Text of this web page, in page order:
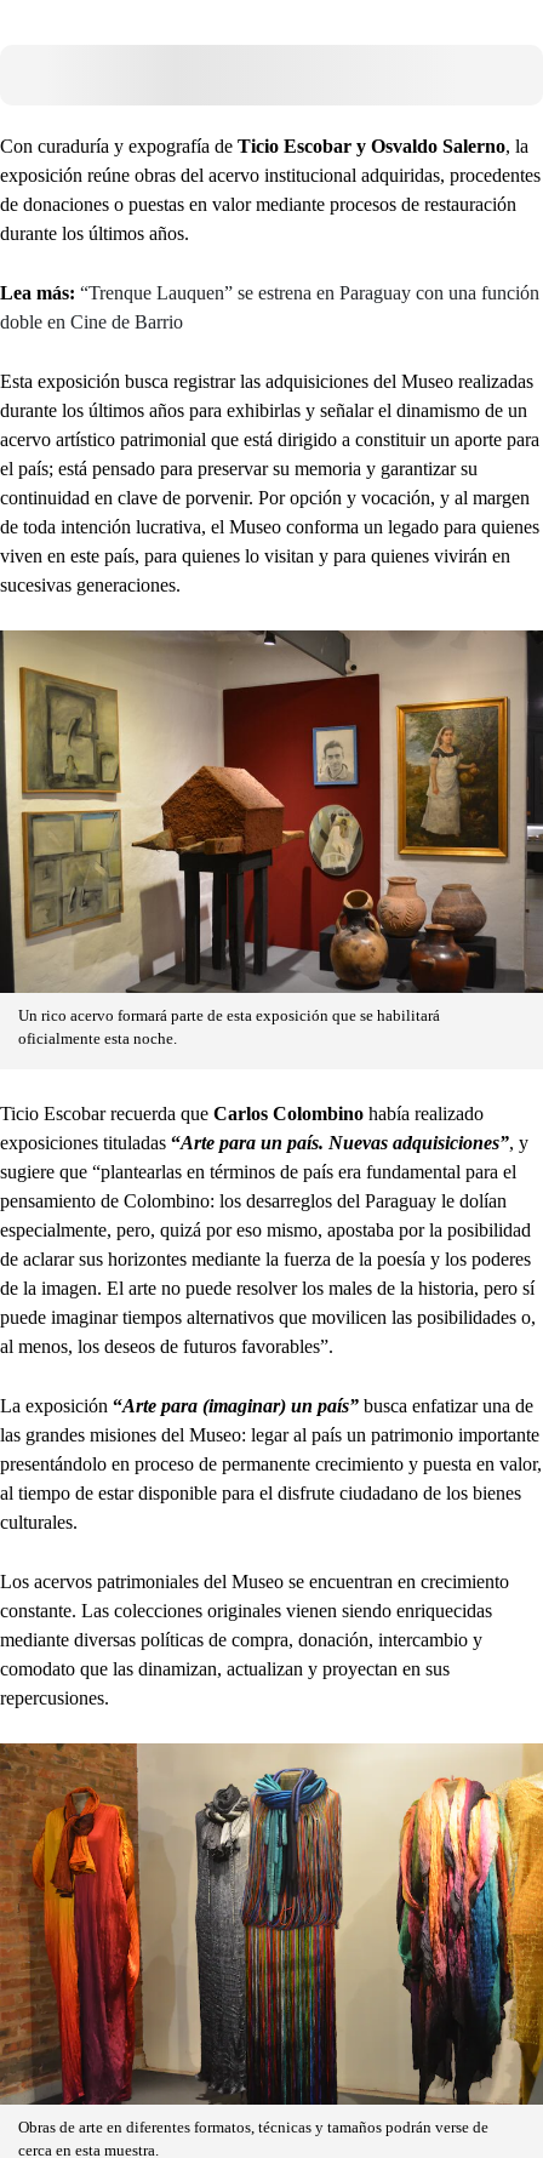
Con curaduría y expografía de Ticio Escobar y Osvaldo Salerno, la
exposición reúne obras del acervo institucional adquiridas, procedentes
de donaciones o puestas en valor mediante procesos de restauración
durante los últimos años.
Lea más: “Trenque Lauquen” se estrena en Paraguay con una función
doble en Cine de Barrio
Esta exposición busca registrar las adquisiciones del Museo realizadas
durante los últimos años para exhibirlas y señalar el dinamismo de un
acervo artístico patrimonial que está dirigido a constituir un aporte para
el país; está pensado para preservar su memoria y garantizar su
continuidad en clave de porvenir. Por opción y vocación, y al margen
de toda intención lucrativa, el Museo conforma un legado para quienes
viven en este país, para quienes lo visitan y para quienes vivirán en
sucesivas generaciones.
Un rico acervo formará parte de esta exposición que se habilitará
oficialmente esta noche.
Ticio Escobar recuerda que Carlos Colombino había realizado
exposiciones tituladas “Arte para un país. Nuevas adquisiciones”, y
sugiere que “plantearlas en términos de país era fundamental para el
pensamiento de Colombino: los desarreglos del Paraguay le dolían
especialmente, pero, quizá por eso mismo, apostaba por la posibilidad
de aclarar sus horizontes mediante la fuerza de la poesía y los poderes
de la imagen. El arte no puede resolver los males de la historia, pero sí
puede imaginar tiempos alternativos que movilicen las posibilidades o,
al menos, los deseos de futuros favorables”.
La exposición “Arte para (imaginar) un país” busca enfatizar una de
las grandes misiones del Museo: legar al país un patrimonio importante
presentándolo en proceso de permanente crecimiento y puesta en valor,
al tiempo de estar disponible para el disfrute ciudadano de los bienes
culturales.
Los acervos patrimoniales del Museo se encuentran en crecimiento
constante. Las colecciones originales vienen siendo enriquecidas
mediante diversas políticas de compra, donación, intercambio y
comodato que las dinamizan, actualizan y proyectan en sus
repercusiones.
Obras de arte en diferentes formatos, técnicas y tamaños podrán verse de
cerca en esta muestra.